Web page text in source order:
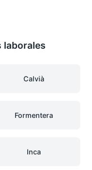
laborales
Calvià
Formentera
Inca